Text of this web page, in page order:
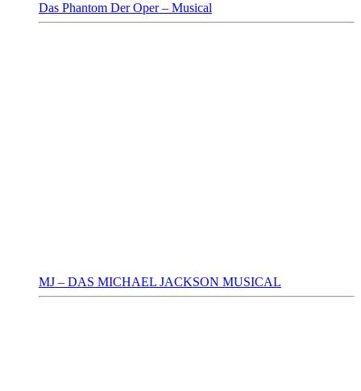
Das Phantom Der Oper – Musical
MJ – DAS MICHAEL JACKSON MUSICAL